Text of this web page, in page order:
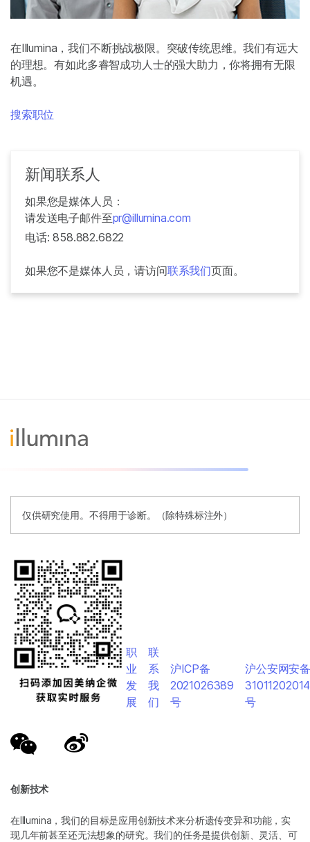
在Illumina，我们不断挑战极限。突破传统思维。我们有远大
的理想。有如此多睿智成功人士的强大助力，你将拥有无限
机遇。
搜索职位
新闻联系人
如果您是媒体人员：
请发送电子邮件至pr@illumina.com
电话: 858.882.6822
如果您不是媒体人员，请访问联系我们页面。
仅供研究使用。不得用于诊断。（除特殊标注外）
创新技术
在Illumina，我们的目标是应用创新技术来分析遗传变异和功能，实
现几年前甚至还无法想象的研究。我们的任务是提供创新、灵活、可
职
业
发
展
联
系
我
们
沪ICP备
2021026389
号
沪公安网安
号